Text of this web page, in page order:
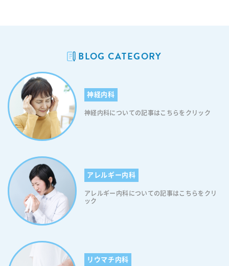
aya-naika.co.jp/static/user/images/common/icon_link_w.svg"); wid
ck; } 【目次】 鼻から接種するインフルエンザワクチン「フルミスト®
（FluMist®）点鼻液」とは？ フルミスト点鼻液の特徴 フルミスト点鼻
液の接種方法 従来の注射型ワクチンとフルミスト点鼻液の違い フルミ
スト点鼻液接種の注意点 フルミスト点鼻液接種の費用と助成制度 フル
ミスト点鼻液に関するよくある質問（FAQ） フルミスト点鼻液をご希望
の方へ 鼻から接種するインフルエンザワクチン「フルミスト」とは？
フルミスト®（FluMist®）点鼻液は、インフルエンザの予防接種として
チンとは異なり、鼻から噴霧して使用する新しいタイプのワクチン（経
鼻弱毒生インフルエンザワクチン接種）です。 フルミスト点鼻液は注射
ではなく、鼻の中に直接スプレーすることで投与されるため、「痛くな
い」ワクチンとして、注射を嫌がるお子さんにとって非常に有効な選択
肢の一つとなります。また、「生ワクチン」であるため、鼻腔粘膜を通
じて局所免疫を誘導し、より自然な免疫応答を引き起こすとされていま
す。そのため、従来のワクチンでは十分な効果が得られなかった方々
ています。なお、フルミスト点鼻液(経鼻弱毒生インフルエンザワクチン
接種)は、海外では長年使用されており、その有効性と安全性が広く認め
BLOG CATEGORY
神経内科
神経内科についての記事はこちらをクリック
アレルギー内科
アレルギー内科についての記事はこちらをクリ
ック
リウマチ内科